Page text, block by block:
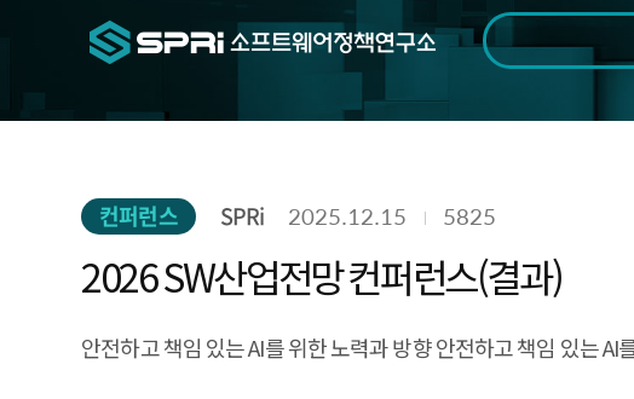
기간 전체 1일 1
컨퍼런스 SPRi 2025.12.15 5825
2026 SW산업전망 컨퍼런스(결과)
안전하고 책임 있는 AI를 위한 노력과 방향 안전하고 책임 있는 AI